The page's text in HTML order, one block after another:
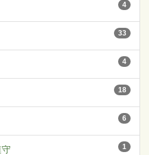
4
33
4
18
6
1